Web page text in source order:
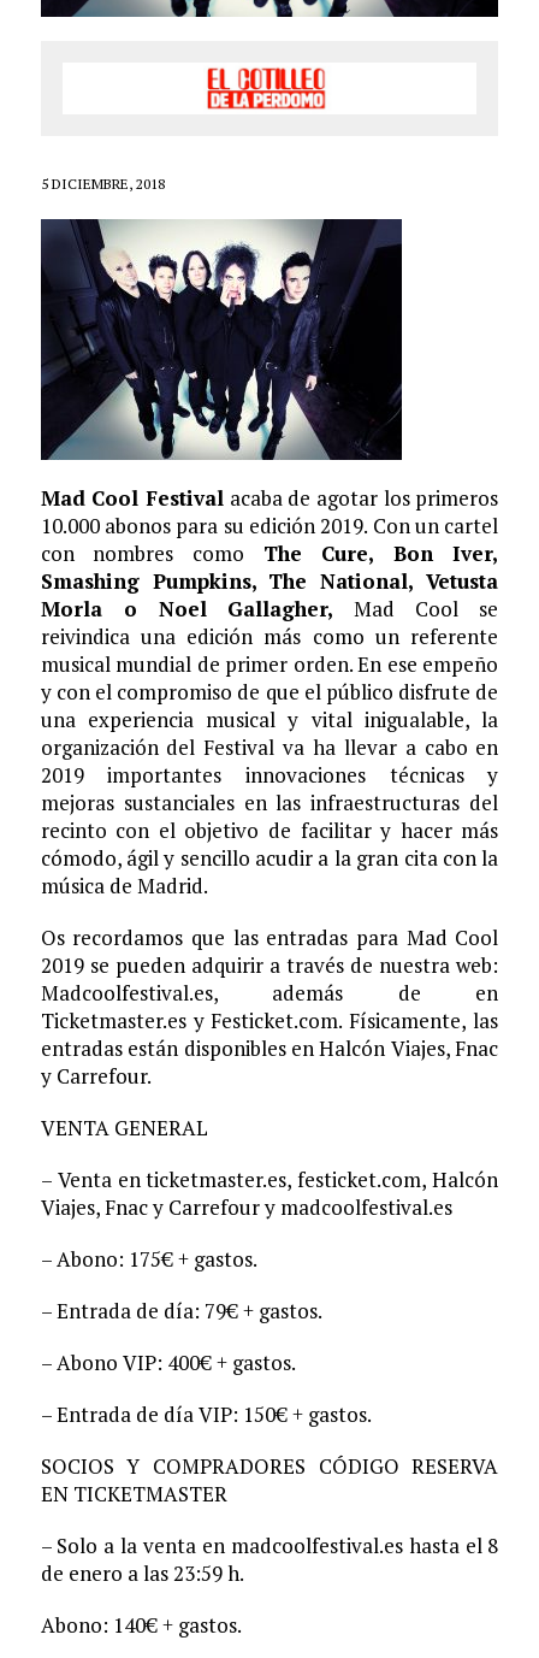
5 DICIEMBRE, 2018
Mad Cool Festivalacaba de agotar los primeros
10.000 abonos para su edición 2019. Con un cartel
con nombres como The Cure, Bon Iver,
Smashing Pumpkins, The National, Vetusta
Morla o Noel Gallagher, Mad Cool se
reivindica una edición más como un referente
musical mundial de primer orden. En ese empeño
y con el compromiso de que el público disfrute de
una experiencia musical y vital inigualable, la
organización del Festival va ha llevar a cabo en
2019 importantes innovaciones técnicas y
mejoras sustanciales en las infraestructuras del
recinto con el objetivo de facilitar y hacer más
cómodo, ágil y sencillo acudir a la gran cita con la
música de Madrid.
Os recordamos que las entradas para Mad Cool
2019 se pueden adquirir a través de nuestra web:
Madcoolfestival.es, además de en
Ticketmaster.es y Festicket.com. Físicamente, las
entradas están disponibles en Halcón Viajes, Fnac
y Carrefour.
VENTA GENERAL
– Venta en ticketmaster.es, festicket.com, Halcón
Viajes, Fnac y Carrefour y madcoolfestival.es
– Abono: 175€ + gastos.
– Entrada de día: 79€ + gastos.
– Abono VIP: 400€ + gastos.
– Entrada de día VIP: 150€ + gastos.
SOCIOS Y COMPRADORES CÓDIGO RESERVA
EN TICKETMASTER
– Solo a la venta en madcoolfestival.es hasta el 8
de enero a las 23:59 h.
Abono: 140€ + gastos.